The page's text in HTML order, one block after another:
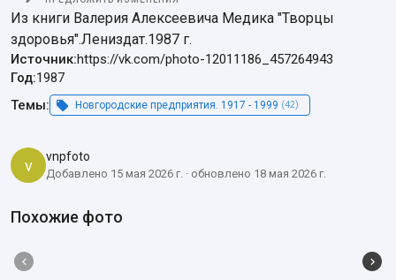
Из книги Валерия Алексеевича Медика "Творцы
здоровья".Лениздат.1987 г.
Источник:https://vk.com/photo-12011186_457264943
Год:1987
Темы:
Новгородские предприятия. 1917 - 1999 (42)
v vnpfoto
Добавлено 15 мая 2026 г. · обновлено 18 мая 2026 г.
Похожие фото